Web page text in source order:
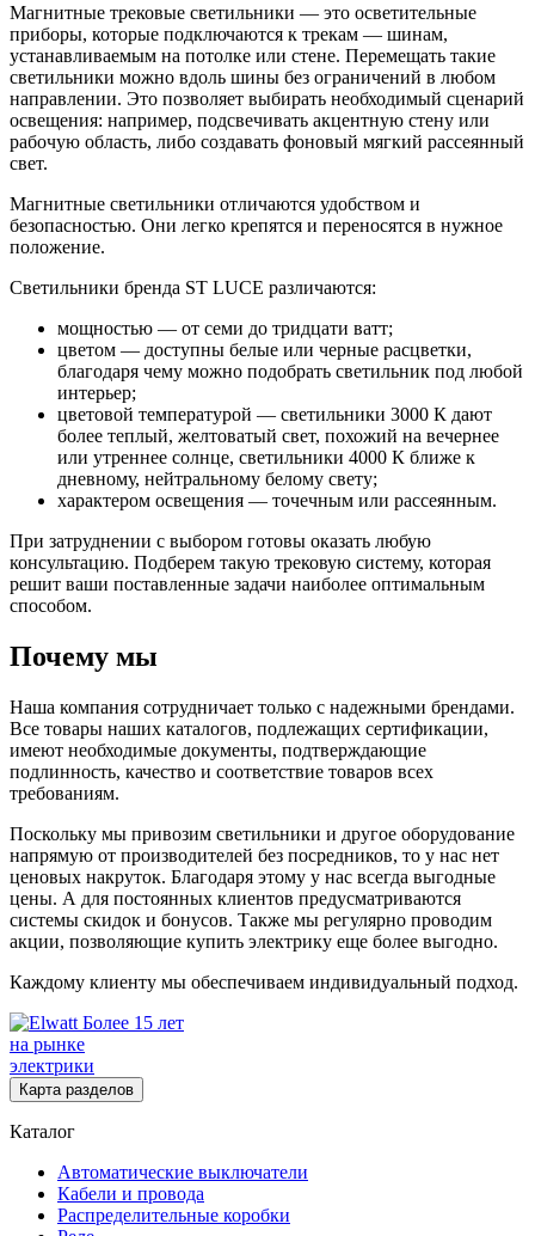
Магнитные трековые светильники — это осветительные
приборы, которые подключаются к трекам — шинам,
устанавливаемым на потолке или стене. Перемещать такие
светильники можно вдоль шины без ограничений в любом
направлении. Это позволяет выбирать необходимый сценарий
освещения: например, подсвечивать акцентную стену или
рабочую область, либо создавать фоновый мягкий рассеянный
свет.
Магнитные светильники отличаются удобством и
безопасностью. Они легко крепятся и переносятся в нужное
положение.
Светильники бренда ST LUCE различаются:
мощностью — от семи до тридцати ватт;
цветом — доступны белые или черные расцветки,
благодаря чему можно подобрать светильник под любой
интерьер;
цветовой температурой — светильники 3000 К дают
более теплый, желтоватый свет, похожий на вечернее
или утреннее солнце, светильники 4000 К ближе к
дневному, нейтральному белому свету;
характером освещения — точечным или рассеянным.
При затруднении с выбором готовы оказать любую
консультацию. Подберем такую трековую систему, которая
решит ваши поставленные задачи наиболее оптимальным
способом.
Почему мы
Наша компания сотрудничает только с надежными брендами.
Все товары наших каталогов, подлежащих сертификации,
имеют необходимые документы, подтверждающие
подлинность, качество и соответствие товаров всех
требованиям.
Поскольку мы привозим светильники и другое оборудование
напрямую от производителей без посредников, то у нас нет
ценовых накруток. Благодаря этому у нас всегда выгодные
цены. А для постоянных клиентов предусматриваются
системы скидок и бонусов. Также мы регулярно проводим
акции, позволяющие купить электрику еще более выгодно.
Каждому клиенту мы обеспечиваем индивидуальный подход.
Более 15 лет
на рынке
электрики
Карта разделов
Каталог
Автоматические выключатели
Кабели и провода
Распределительные коробки